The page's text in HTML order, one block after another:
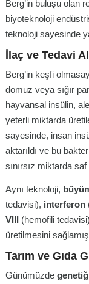
Berg’in buluşu olan
biyoteknoloji
teknoloji sayesinde
İlaç ve Tedavi
Berg’in keşfi
domuz veya sığır
hayvansal insülin,
yeterli miktarda
sayesinde, insan
aktarıldı ve bu
sınırsız miktarda
Aynı teknoloji,
tedavisi), interferon
VIII (hemofili
üretilmesini
Tarım ve Gıda
Günümüzde